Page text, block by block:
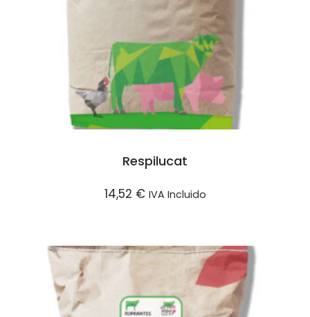
Respilucat
14,52 € IVA Incluido